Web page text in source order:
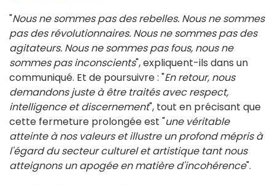
"Nous ne sommes pas des rebelles. Nous ne sommes
pas des révolutionnaires. Nous ne sommes pas des
agitateurs. Nous ne sommes pas fous, nous ne
sommes pas inconscients", expliquent-ils dans un
communiqué. Et de poursuivre : "En retour, nous
demandons juste à être traités avec respect,
intelligence et discernement", tout en précisant que
cette fermeture prolongée est "une véritable
atteinte à nos valeurs et illustre un profond mépris à
l'égard du secteur culturel et artistique tant nous
atteignons un apogée en matière d'incohérence".